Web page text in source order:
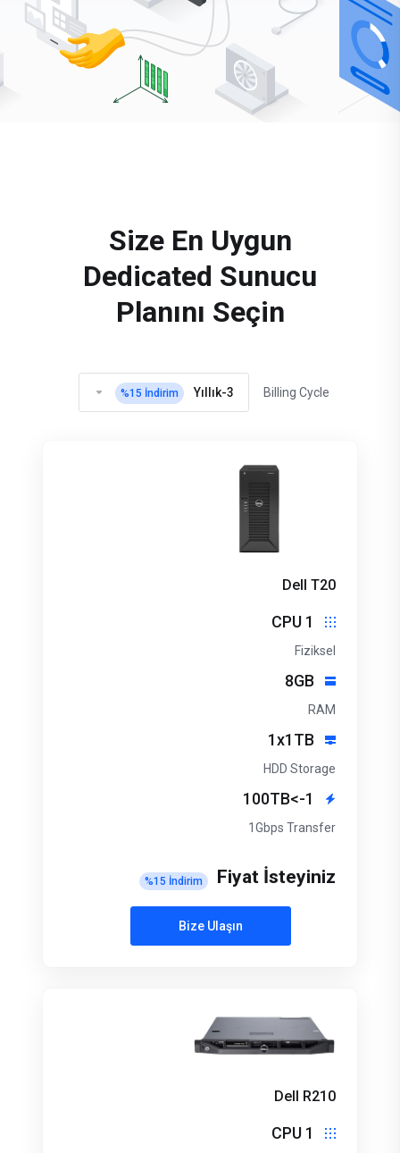
Size En Uygun
Dedicated Sunucu
Planını Seçin
Billing Cycle
3-Yıllık
İndirim
15
%
İndirim
15
% Fiyat İsteyiniz
Bize Ulaşın
Dell T20
1 CPU
Fiziksel
8GB
RAM
1x1TB
HDD Storage
1->100TB
1Gbps Transfer
Dell R210
1 CPU